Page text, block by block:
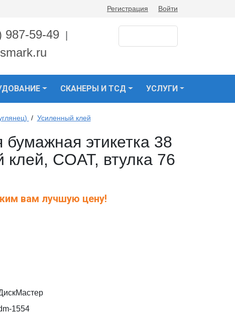
Регистрация Войти
987-59-49
СКАНЕРЫ И ТСД УСЛУГИ
/ Усиленный клей
этикетка 38
COAT, втулка 76
вам лучшую цену!
1554